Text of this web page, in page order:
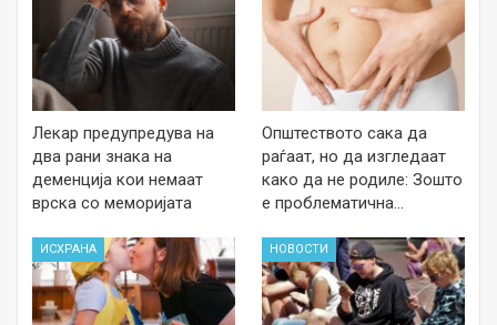
Лекар предупредува на
два рани знака на
деменција кои немаат
врска со меморијата
Општеството сака да
раѓаат, но да изгледаат
како да не родиле: Зошто
е проблематична…
ИСХРАНА НОВОСТИ